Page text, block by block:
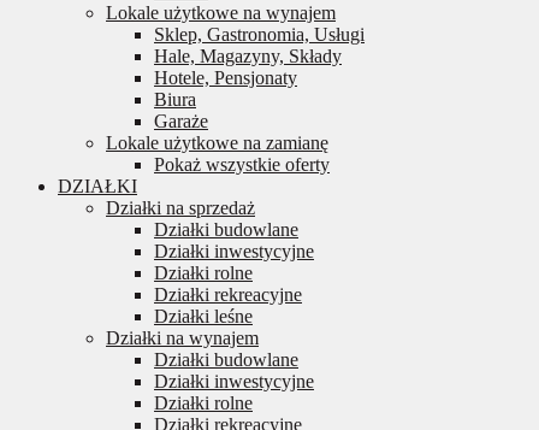
Lokale użytkowe na wynajem
Sklep, Gastronomia, Usługi
Hale, Magazyny, Składy
Hotele, Pensjonaty
Biura
Garaże
Lokale użytkowe na zamianę
Pokaż wszystkie oferty
DZIAŁKI
Działki na sprzedaż
Działki budowlane
Działki inwestycyjne
Działki rolne
Działki rekreacyjne
Działki leśne
Działki na wynajem
Działki budowlane
Działki inwestycyjne
Działki rolne
Działki rekreacyjne